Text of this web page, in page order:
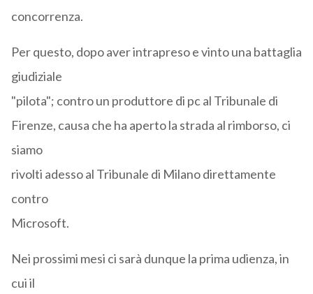
concorrenza.
Per questo, dopo aver intrapreso e vinto una battaglia
giudiziale
"pilota"; contro un produttore di pc al Tribunale di
Firenze, causa che ha aperto la strada al rimborso, ci
siamo
rivolti adesso al Tribunale di Milano direttamente
contro
Microsoft.
Nei prossimi mesi ci sarà dunque la prima udienza, in
cui il